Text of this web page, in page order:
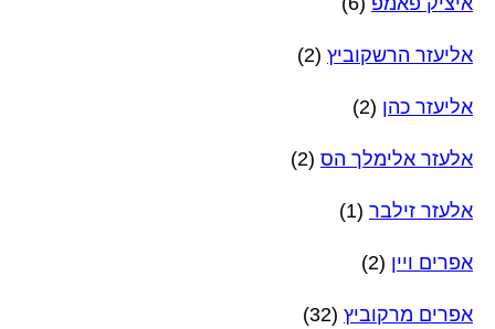
אליעזר הרשקוביץ (2)
אליעזר כהן (2)
אלעזר אלימלך הס (2)
אלעזר זילבר (1)
אפרים ויין (2)
אפרים מרקוביץ (32)